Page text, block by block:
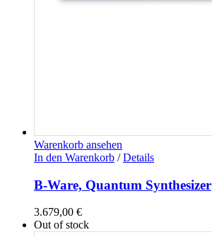
Warenkorb ansehen
In den Warenkorb / Details
B-Ware, Quantum Synthesizer
3.679,00 €
Out of stock